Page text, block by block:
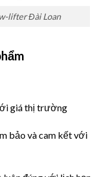
lifter Đài Loan
giá thị trường
bảo và cam kết với